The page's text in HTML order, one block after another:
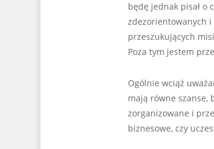
będę jednak pisał o
zdezorientowanych
przeszukujących
Poza tym jestem
Ogólnie wciąż
mają równe szanse,
zorganizowane i
biznesowe, czy